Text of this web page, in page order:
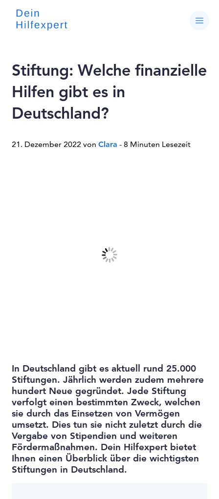
Stiftung: Welche finanzielle
Hilfen gibt es in
Deutschland?
21. Dezember 2022 von Clara - 8 Minuten Lesezeit
In Deutschland gibt es aktuell rund 25.000
Stiftungen. Jährlich werden zudem mehrere
hundert Neue gegründet. Jede Stiftung
verfolgt einen bestimmten Zweck, welchen
sie durch das Einsetzen von Vermögen
umsetzt. Dies tun sie nicht zuletzt durch die
Vergabe von Stipendien und weiteren
Fördermaßnahmen. Dein Hilfexpert bietet
Ihnen einen Überblick über die wichtigsten
Stiftungen in Deutschland.